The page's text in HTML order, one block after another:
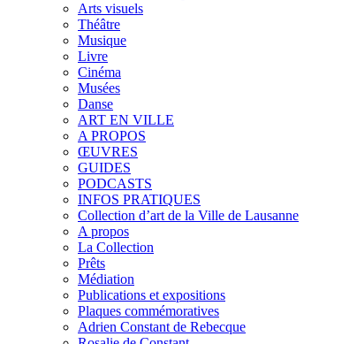
Arts visuels
Théâtre
Musique
Livre
Cinéma
Musées
Danse
ART EN VILLE
A PROPOS
ŒUVRES
GUIDES
PODCASTS
INFOS PRATIQUES
Collection d’art de la Ville de Lausanne
A propos
La Collection
Prêts
Médiation
Publications et expositions
Plaques commémoratives
Adrien Constant de Rebecque